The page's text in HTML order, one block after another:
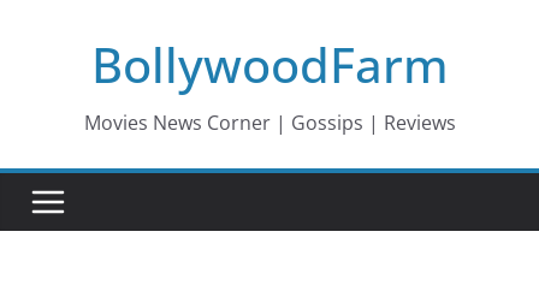
BollywoodFarm
Movies News Corner | Gossips | Reviews